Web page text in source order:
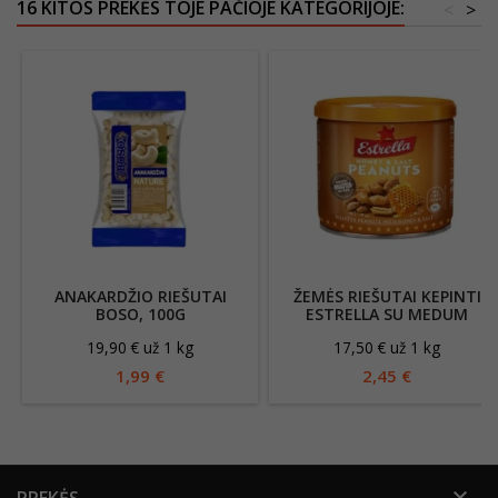
16 KITOS PREKĖS TOJE PAČIOJE KATEGORIJOJE: >
ANAKARDŽIO RIEŠUTAI
BOSO, 100G
19,90 € už 1 kg
1,99 €
ŽEMĖS RIEŠUTAI KEPINTI
ESTRELLA SU MEDUM
17,50 € už 1 kg
2,45 €